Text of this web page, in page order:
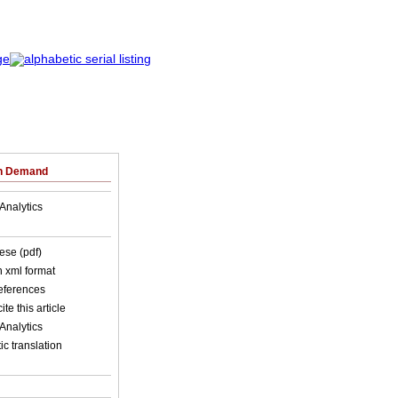
Demand
(pdf)
xml format
this article
translation